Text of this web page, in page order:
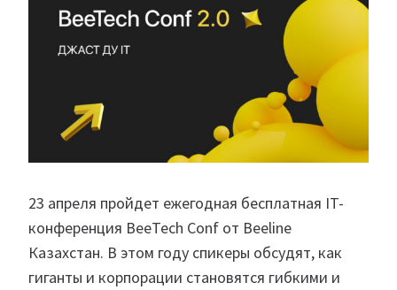
23 апреля пройдет ежегодная бесплатная IT-
конференция BeeTech Conf от Beeline
Казахстан. В этом году спикеры обсудят, как
гиганты и корпорации становятся гибкими и